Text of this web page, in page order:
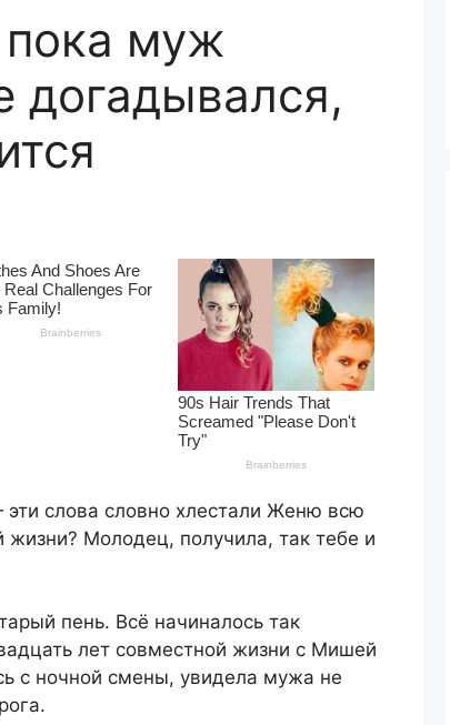
пока муж
догадывался,
слова словно хлестали Женю всю
Молодец, получила, так тебе и
пень. Всё начиналось так
лет совместной жизни с Мишей
с ночной смены, увидела мужа не